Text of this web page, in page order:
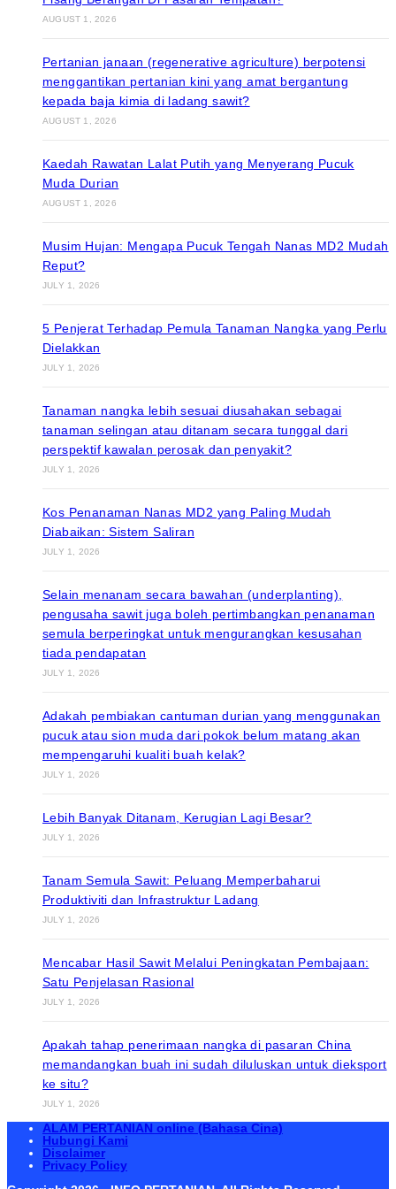
AUGUST 1, 2026
Pertanian janaan (regenerative agriculture) berpotensi
menggantikan pertanian kini yang amat bergantung
kepada baja kimia di ladang sawit?
AUGUST 1, 2026
Kaedah Rawatan Lalat Putih yang Menyerang Pucuk
Muda Durian
AUGUST 1, 2026
Musim Hujan: Mengapa Pucuk Tengah Nanas MD2 Mudah
Reput?
JULY 1, 2026
5 Penjerat Terhadap Pemula Tanaman Nangka yang Perlu
Dielakkan
JULY 1, 2026
Tanaman nangka lebih sesuai diusahakan sebagai
tanaman selingan atau ditanam secara tunggal dari
perspektif kawalan perosak dan penyakit?
JULY 1, 2026
Kos Penanaman Nanas MD2 yang Paling Mudah
Diabaikan: Sistem Saliran
JULY 1, 2026
Selain menanam secara bawahan (underplanting),
pengusaha sawit juga boleh pertimbangkan penanaman
semula berperingkat untuk mengurangkan kesusahan
tiada pendapatan
JULY 1, 2026
Adakah pembiakan cantuman durian yang menggunakan
pucuk atau sion muda dari pokok belum matang akan
mempengaruhi kualiti buah kelak?
JULY 1, 2026
Lebih Banyak Ditanam, Kerugian Lagi Besar?
JULY 1, 2026
Tanam Semula Sawit: Peluang Memperbaharui
Produktiviti dan Infrastruktur Ladang
JULY 1, 2026
Mencabar Hasil Sawit Melalui Peningkatan Pembajaan:
Satu Penjelasan Rasional
JULY 1, 2026
Apakah tahap penerimaan nangka di pasaran China
memandangkan buah ini sudah diluluskan untuk dieksport
ke situ?
JULY 1, 2026
ALAM PERTANIAN online (Bahasa Cina)
Hubungi Kami
Disclaimer
Privacy Policy